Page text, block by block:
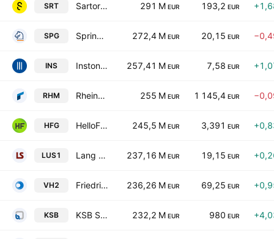
SRT Sartorius AG 291 M EUR 193,2 EUR
SPG Springer Nature AG & Co. KGaA 272,4 M EUR 20,15 EUR
INS Instone Real Estate Group SE 257,41 M EUR 7,58 EUR
RHM Rheinmetall AG 255 M EUR 1 145,4 EUR
HFG HelloFresh SE 245,5 M EUR 3,391 EUR
LUS1 Lang & Schwarz AG 237,16 M EUR 19,15 EUR
VH2 Friedrich Vorwerk Group SE 236,26 M EUR 69,25 EUR
KSB KSB SE & Co. KGaA 232,2 M EUR 980 EUR